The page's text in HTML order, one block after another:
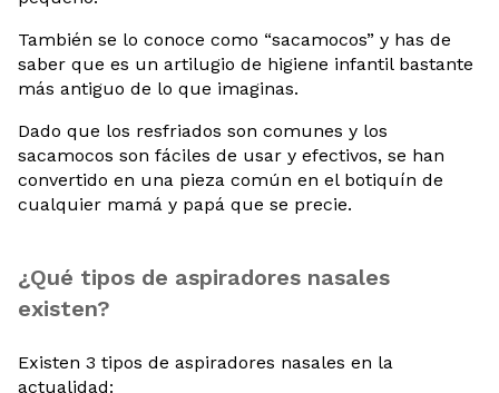
También se lo conoce como “sacamocos” y has de
saber que es un artilugio de higiene infantil bastante
más antiguo de lo que imaginas.
Dado que los resfriados son comunes y los
sacamocos son fáciles de usar y efectivos, se han
convertido en una pieza común en el botiquín de
cualquier mamá y papá que se precie.
¿Qué tipos de aspiradores nasales
existen?
Existen 3 tipos de aspiradores nasales en la
actualidad: